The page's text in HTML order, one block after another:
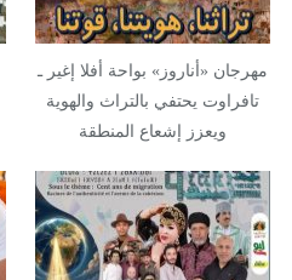
مهرجان «أناروز» بواحة أفلا إغير ـ
تافراوت يحتفي بالتراث والهوية
ويعزز إشعاع المنطقة